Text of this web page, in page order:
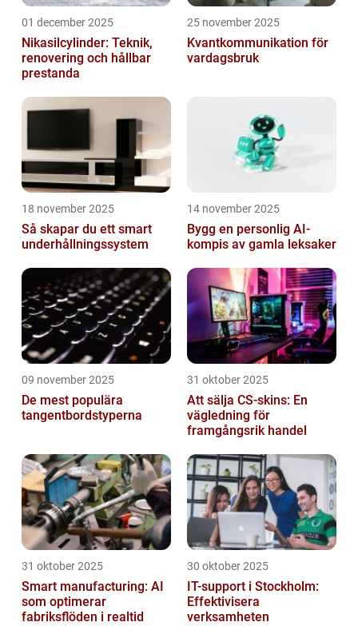
01 december 2025
Nikasilcylinder: Teknik,
renovering och hållbar
prestanda
25 november 2025
Kvantkommunikation för
vardagsbruk
18 november 2025
Så skapar du ett smart
underhållningssystem
14 november 2025
Bygg en personlig AI-
kompis av gamla leksaker
09 november 2025
De mest populära
tangentbordstyperna
31 oktober 2025
Att sälja CS-skins: En
vägledning för
framgångsrik handel
31 oktober 2025
Smart manufacturing: AI
som optimerar
fabriksflöden i realtid
30 oktober 2025
IT-support i Stockholm:
Effektivisera
verksamheten